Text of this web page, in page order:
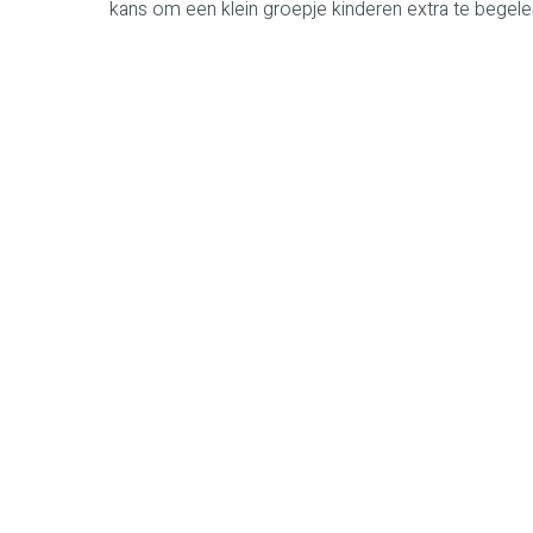
kans om een klein groepje kinderen extra te